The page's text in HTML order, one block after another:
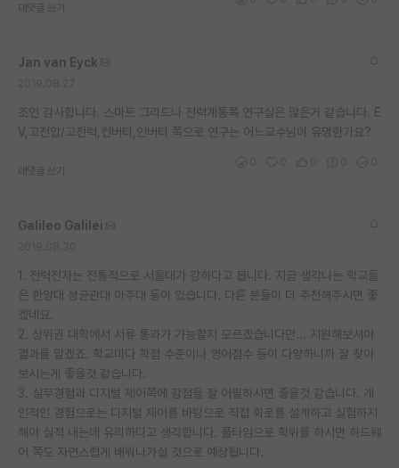
대댓글 쓰기
Jan van Eyck
조언 감사합니다. 스마트 그리드나 전력계통쪽 연구실은 많은거 같습니다. E
V,고전압/고전력,컨버터,인버터 쪽으로 연구는 어느교수님이 유명한가요?
대댓글 쓰기
Galileo Galilei
1. 전력전자는 전통적으로 서울대가 강하다고 봅니다. 지금 생각나는 학교들
은 한양대 성균관대 아주대 등이 있습니다. 다른 분들이 더 추천해주시면 좋
겠네요.
2. 상위권 대학에서 서류 통과가 가능할지 모르겠습니다만... 지원해보셔야
결과를 알겠죠. 학교마다 학점 수준이나 영어점수 등이 다양하니까 잘 찾아
보시는게 좋을것 같습니다.
3. 실무경험과 디지털 제어쪽에 강점을 잘 어필하시면 좋을것 같습니다. 개
인적인 경험으로는 디지털 제어를 바탕으로 직접 회로를 설계하고 실험까지
해야 실적 내는데 유리하다고 생각합니다. 풀타임으로 학위를 하시면 하드웨
어 쪽도 자연스럽게 배워나가실 것으로 예상됩니다.